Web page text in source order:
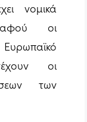
νομικά
αφού οι
οι
των